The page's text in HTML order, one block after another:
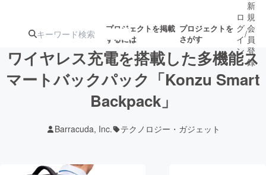
プロジェクトを掲載
するには
プロジェクトを
さがす
注目の新着プロ募集終了が近いプ
ロ
グ
イ
ン
/
新
規
会
員
登
録
ワイヤレス充電を搭載した多機能ス
マートバックパック「Konzu Smart
Backpack」
Barracuda, Inc. テクノロジー・ガジェット